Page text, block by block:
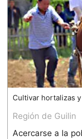
Cultivar hortalizas
Región de Guilin
Acercarse a la